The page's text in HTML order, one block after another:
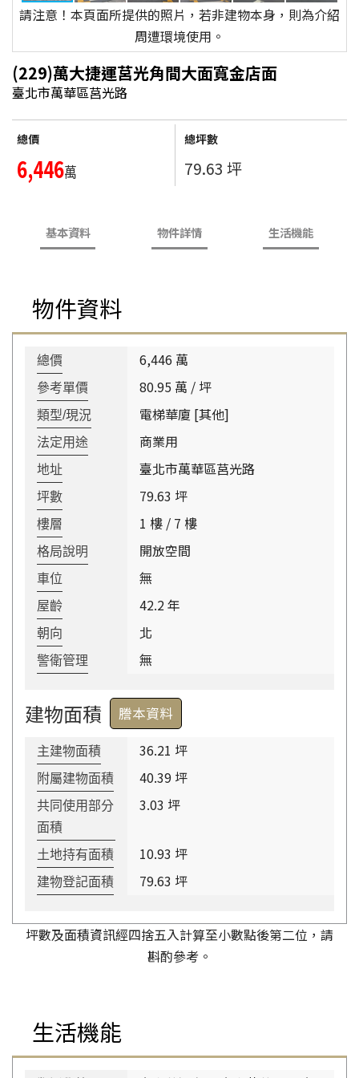
請注意！本頁面所提供的照片，若非建物本身，則為介紹
周遭環境使用。
(229)萬大捷運莒光角間大面寬金店面
臺北市萬華區莒光路
總價
6,446萬
總坪數
79.63 坪
基本資料 物件詳情 生活機能
物件資料
總價 6,446 萬
參考單價 80.95 萬 / 坪
類型/現況 電梯華廈 [其他]
法定用途 商業用
地址 臺北市萬華區莒光路
坪數 79.63 坪
樓層 1 樓 / 7 樓
格局說明 開放空間
車位 無
屋齡 42.2 年
朝向 北
警衛管理 無
建物面積 謄本資料
主建物面積 36.21 坪
附屬建物面積 40.39 坪
共同使用部分
面積
3.03 坪
土地持有面積 10.93 坪
建物登記面積 79.63 坪
坪數及面積資訊經四捨五入計算至小數點後第二位，請
斟酌參考。
生活機能